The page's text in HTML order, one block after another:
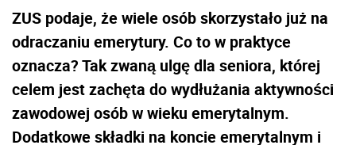
ZUS podaje, że wiele osób skorzystało już na
odraczaniu emerytury. Co to w praktyce
oznacza? Tak zwaną ulgę dla seniora, której
celem jest zachęta do wydłużania aktywności
zawodowej osób w wieku emerytalnym.
Dodatkowe składki na koncie emerytalnym i